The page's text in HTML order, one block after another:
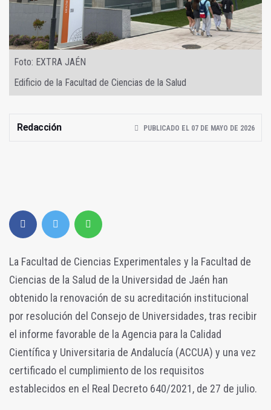
Foto: EXTRA JAÉN
Edificio de la Facultad de Ciencias de la Salud
Redacción PUBLICADO EL 07 DE MAYO DE 2026
La Facultad de Ciencias Experimentales y la Facultad de
Ciencias de la Salud de la Universidad de Jaén han
obtenido la renovación de su acreditación institucional
por resolución del Consejo de Universidades, tras recibir
el informe favorable de la Agencia para la Calidad
Científica y Universitaria de Andalucía (ACCUA) y una vez
certificado el cumplimiento de los requisitos
establecidos en el Real Decreto 640/2021, de 27 de julio.